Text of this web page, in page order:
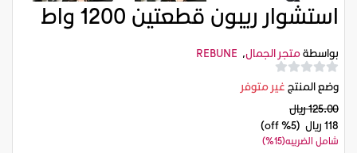
استشوار ريبون قطعتين 1200 واط
بواسطةمتجر الجمال,
REBUNE
وضع المنتج غير متوفر
125.00 ريال
118 ريال
(5% off)
شامل الضريبه(15%)